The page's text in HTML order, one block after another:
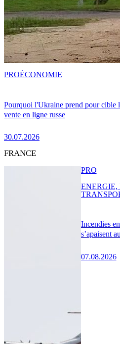
Pourquoi l'Ukraine prend pour cible
vente en ligne russe
30.07.2026
PROÉCONOMIE
FRANCE
Incendies
s’apaisent
07.08.2026
PRO